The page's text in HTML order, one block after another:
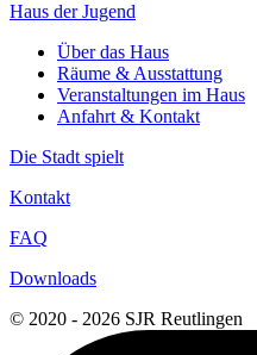
Haus der Jugend
Über das Haus
Räume & Ausstattung
Veranstaltungen im Haus
Anfahrt & Kontakt
Die Stadt spielt
Kontakt
FAQ
Downloads
© 2020 - 2026 SJR Reutlingen